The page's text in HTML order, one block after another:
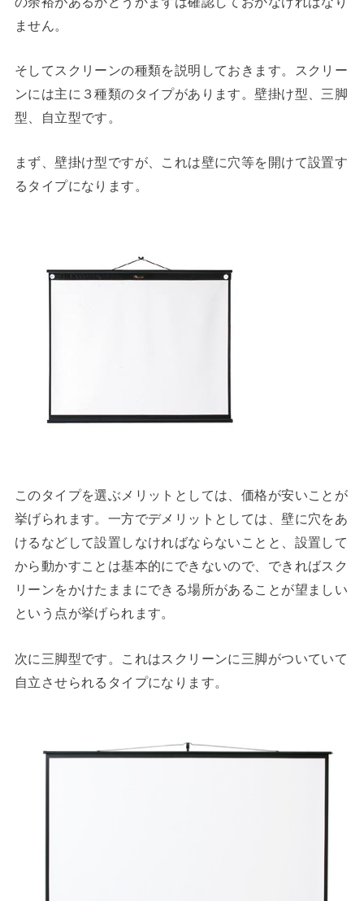
ません。
そしてスクリーンの種類を説明しておきます。スクリー
ンには主に３種類のタイプがあります。壁掛け型、三脚
型、自立型です。
まず、壁掛け型ですが、これは壁に穴等を開けて設置す
るタイプになります。
このタイプを選ぶメリットとしては、価格が安いことが
挙げられます。一方でデメリットとしては、壁に穴をあ
けるなどして設置しなければならないことと、設置して
から動かすことは基本的にできないので、できればスク
リーンをかけたままにできる場所があることが望ましい
という点が挙げられます。
次に三脚型です。これはスクリーンに三脚がついていて
自立させられるタイプになります。